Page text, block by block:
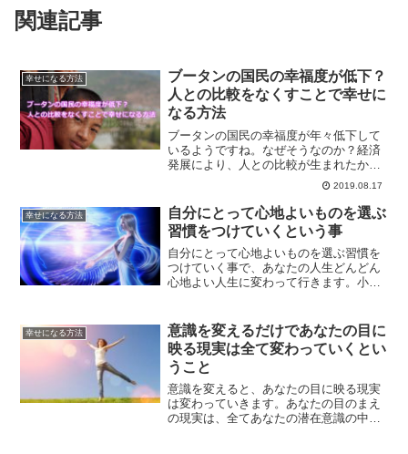
関連記事
幸せになる方法
ブータンの国民の幸福度が低下？
人との比較をなくすことで幸せに
なる方法
ブータンの国民の幸福度が年々低下して
いるようですね。なぜそうなのか？経済
発展により、人との比較が生まれたから
なのではないでしょうか？人との比較を
なくすことで、自己評価を高めて幸せに
なる方法についてご紹介します。
2019.08.17
幸せになる方法
自分にとって心地よいものを選ぶ
習慣をつけていくという事
自分にとって心地よいものを選ぶ習慣を
つけていく事で、あなたの人生どんどん
心地よい人生に変わって行きます。小さ
きるようになるはずです。
幸せになる方法
意識を変えるだけであなたの目に
映る現実は全て変わっていくとい
うこと
意識を変えると、あなたの目に映る現実
は変わっていきます。あなたの目のまえ
の現実は、全てあなたの潜在意識の中に